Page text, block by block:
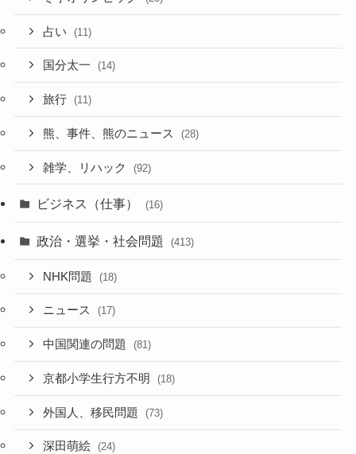
占い (11)
国分太一 (14)
旅行 (11)
熊、事件、熊のニュース (28)
雑学、リハック (92)
ビジネス（仕事） (16)
政治・選挙・社会問題 (413)
NHK問題 (18)
ニュース (17)
中国関連の問題 (81)
京都小学生行方不明 (18)
外国人、移民問題 (73)
深田萌絵 (24)